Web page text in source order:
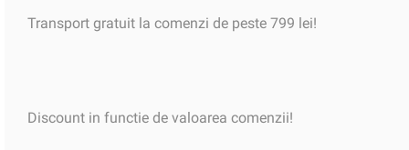
Transport gratuit la comenzi de peste 799 lei!
Discount in functie de valoarea comenzii!